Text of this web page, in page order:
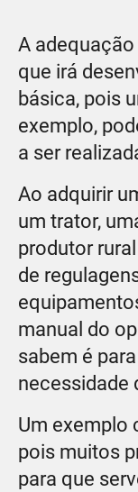
A
que irá
básica, pois
exemplo,
a ser
Ao adquirir
um trator,
produtor
de
manual do
sabem é
necessidade
Um exemplo
pois muitos
para que